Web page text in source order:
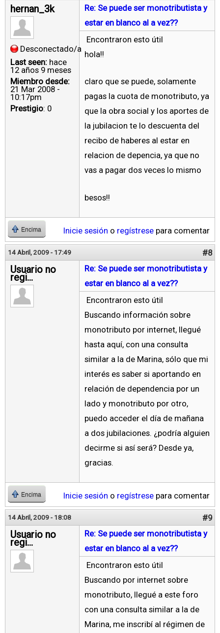
hernan_3k
Desconectado/a
Last seen: hace
12 años 9 meses
Miembro desde:
21 Mar 2008 -
10:17pm
Prestigio: 0
Re: Se puede ser monotributista y
estar en blanco al a vez??
Encontraron esto útil
hola!!
claro que se puede, solamente
pagas la cuota de monotributo, ya
que la obra social y los aportes de
la jubilacion te lo descuenta del
recibo de haberes al estar en
relacion de depencia, ya que no
vas a pagar dos veces lo mismo
besos!!
Encima Inicie sesión o regístrese para comentar
14 Abril, 2009 - 17:49 #8
Usuario no
regi...
Re: Se puede ser monotributista y
estar en blanco al a vez??
Encontraron esto útil
Buscando información sobre
monotributo por internet, llegué
hasta aquí, con una consulta
similar a la de Marina, sólo que mi
interés es saber si aportando en
relación de dependencia por un
lado y monotributo por otro,
puedo acceder el día de mañana
a dos jubilaciones. ¿podría alguien
decirme si así será? Desde ya,
gracias.
Encima Inicie sesión o regístrese para comentar
14 Abril, 2009 - 18:08 #9
Usuario no
regi...
Re: Se puede ser monotributista y
estar en blanco al a vez??
Encontraron esto útil
Buscando por internet sobre
monotributo, llegué a este foro
con una consulta similar a la de
Marina, me inscribí al régimen de